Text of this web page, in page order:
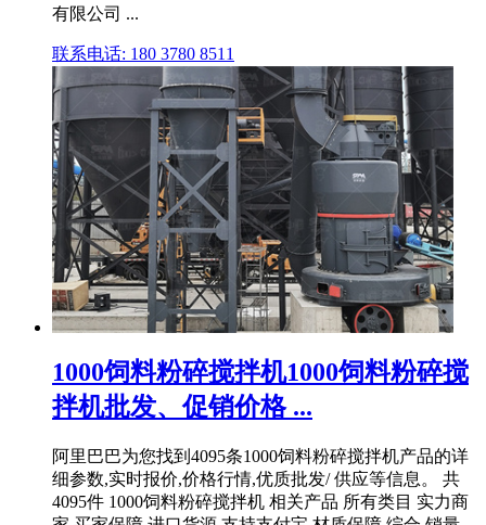
有限公司 ...
联系电话: 180 3780 8511
1000饲料粉碎搅拌机1000饲料粉碎搅
拌机批发、促销价格 ...
阿里巴巴为您找到4095条1000饲料粉碎搅拌机产品的详
细参数,实时报价,价格行情,优质批发/ 供应等信息。 共
4095件 1000饲料粉碎搅拌机 相关产品 所有类目 实力商